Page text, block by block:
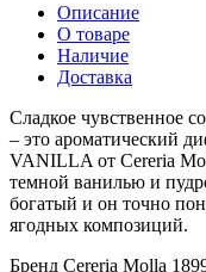
Описание
О товаре
Наличие
Доставка
Сладкое чувственное
– это ароматический
VANILLA от Cereria
темной ванилью и
богатый и он точно
ягодных композиций.
Бренд Cereria Molla